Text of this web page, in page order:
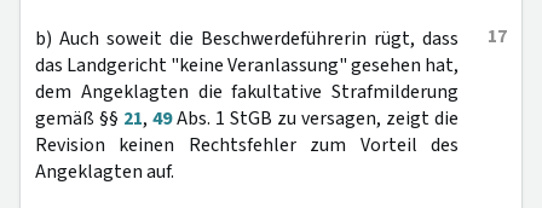
17
b) Auch soweit die Beschwerdeführerin rügt, dass
das Landgericht "keine Veranlassung" gesehen hat,
dem Angeklagten die fakultative Strafmilderung
gemäß §§ 21, 49Abs. 1 StGB zu versagen, zeigt die
Revision keinen Rechtsfehler zum Vorteil des
Angeklagten auf.